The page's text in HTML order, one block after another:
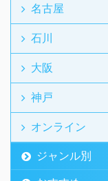
名古屋
石川
大阪
神戸
オンライン
ジャンル別